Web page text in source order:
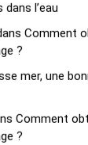
l’eau
Comment
?
mer, une
Comment
?